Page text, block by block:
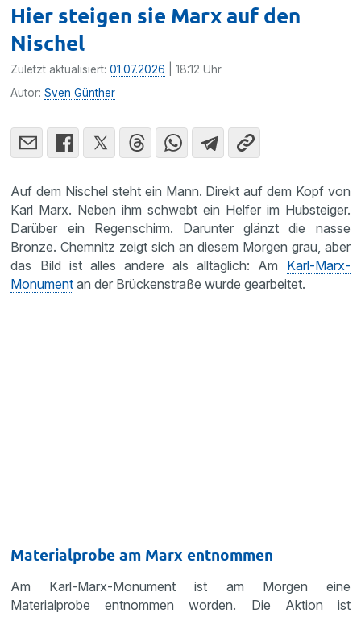
Hier steigen sie Marx auf den
Nischel
Zuletzt aktualisiert:01.07.2026 | 18:12 Uhr
Autor:Sven Günther
Auf dem Nischel steht ein Mann. Direkt auf dem Kopf von
Karl Marx. Neben ihm schwebt ein Helfer im Hubsteiger.
Darüber ein Regenschirm. Darunter glänzt die nasse
Bronze. Chemnitz zeigt sich an diesem Morgen grau, aber
das Bild ist alles andere als alltäglich: Am Karl-Marx-
Monument an der Brückenstraße wurde gearbeitet.
Materialprobe am Marx entnommen
Am Karl-Marx-Monument ist am Morgen eine
Materialprobe entnommen worden. Die Aktion ist